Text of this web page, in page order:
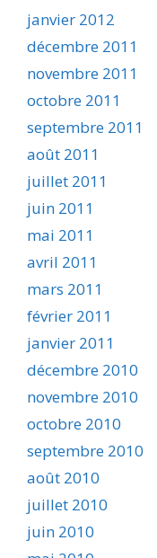
janvier 2012
décembre 2011
novembre 2011
octobre 2011
septembre 2011
août 2011
juillet 2011
juin 2011
mai 2011
avril 2011
mars 2011
février 2011
janvier 2011
décembre 2010
novembre 2010
octobre 2010
septembre 2010
août 2010
juillet 2010
juin 2010